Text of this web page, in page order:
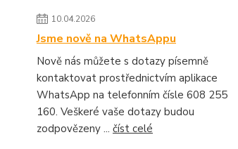
10.04.2026
Jsme nově na WhatsAppu
Nově nás můžete s dotazy písemně
kontaktovat prostřednictvím aplikace
WhatsApp na telefonním čísle 608 255
160. Veškeré vaše dotazy budou
zodpovězeny ... číst celé